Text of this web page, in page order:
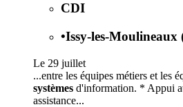
CDI
•Issy-les-Moulineaux
Le 29 juillet
...entre les équipes métiers et les
systèmes d'information. * Appui
assistance...